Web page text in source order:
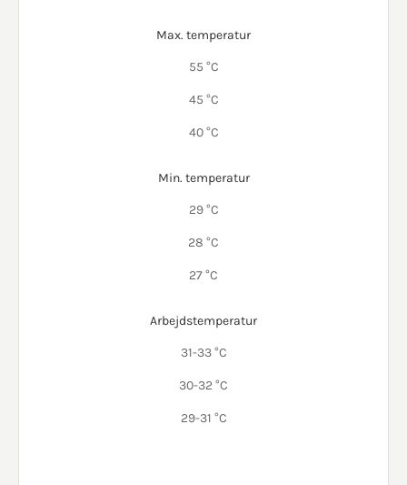
Max. temperatur
55 °C
45 °C
40 °C
Min. temperatur
29 °C
28 °C
27 °C
Arbejdstemperatur
31-33 °C
30-32 °C
29-31 °C